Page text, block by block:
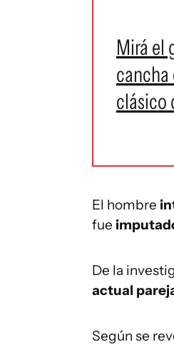
Mirá el
cancha
clásico
El hombre
fue
De la
actual
Según se